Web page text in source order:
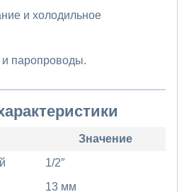
и холодильное
паропроводы.
Значение
1/2″
13 мм